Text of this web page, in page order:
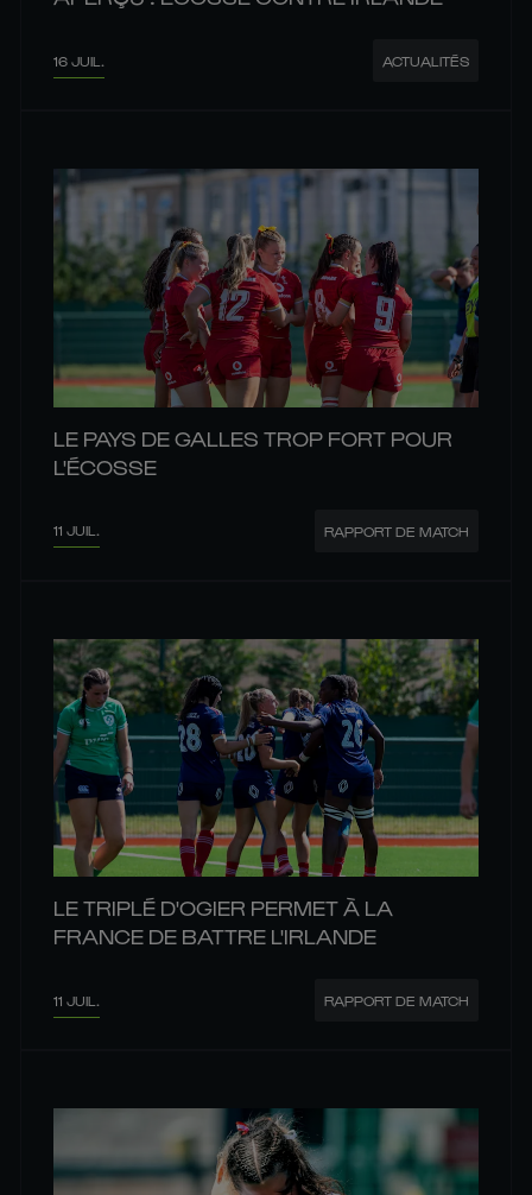
16 JUIL. ACTUALITÉS
LE PAYS DE GALLES TROP FORT POUR
L'ÉCOSSE
11 JUIL. RAPPORT DE MATCH
LE TRIPLÉ D'OGIER PERMET À LA
FRANCE DE BATTRE L'IRLANDE
11 JUIL. RAPPORT DE MATCH